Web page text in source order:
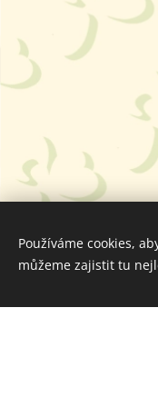
Používáme cookies,
můžeme zajistit tu